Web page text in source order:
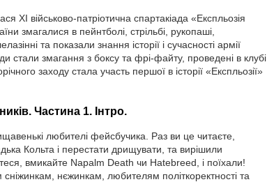
XI військово-патріотична спартакіада «Експльозія
змагалися в пейнтболі, стрільбі, рукопаші,
та показали знання історії і сучасності армії
стали змагання з боксу та фрі-файту, проведені в клубі
заходу стала участь першої в історії «Експльозії»
Частина 1. Інтро.
любителі фейсбучика. Раз ви це читаєте,
Кольта і перестати дрищувати, та вирішили
вмикайте Napalm Death чи Hatebreed, і поїхали!
нєжинкам, любителям політкоректності та